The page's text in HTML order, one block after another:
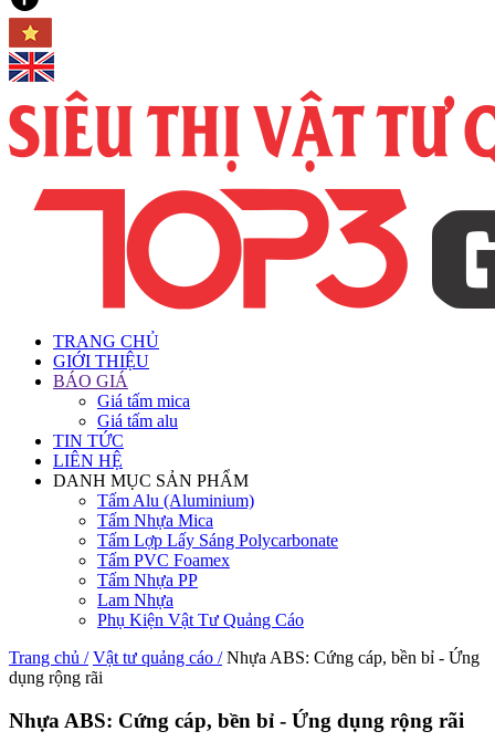
TRANG CHỦ
GIỚI THIỆU
BÁO GIÁ
Giá tấm mica
Giá tấm alu
TIN TỨC
LIÊN HỆ
DANH MỤC SẢN PHẨM
Tấm Alu (Aluminium)
Tấm Nhựa Mica
Tấm Lợp Lấy Sáng Polycarbonate
Tấm PVC Foamex
Tấm Nhựa PP
Lam Nhựa
Phụ Kiện Vật Tư Quảng Cáo
Trang chủ / Vật tư quảng cáo / Nhựa ABS: Cứng cáp, bền bỉ - Ứng
dụng rộng rãi
Nhựa ABS: Cứng cáp, bền bỉ - Ứng dụng rộng rãi